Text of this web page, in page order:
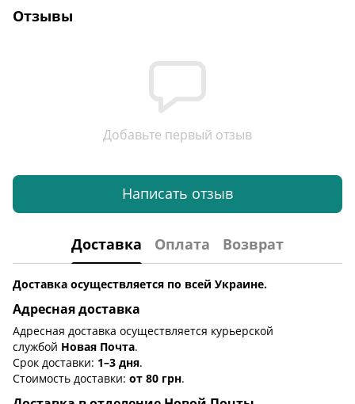
Отзывы
Добавьте первый отзыв
Написать отзыв
Доставка Оплата Возврат
Доставка осуществляется по всей Украине.
Адресная доставка
Адресная доставка осуществляется курьерской
службой Новая Почта.
Срок доставки: 1–3 дня.
Стоимость доставки: от 80 грн.